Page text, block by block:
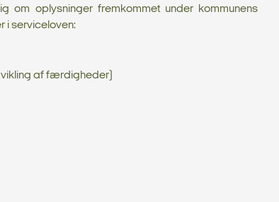
om oplysninger fremkommet under kommunens
i serviceloven:
af færdigheder)